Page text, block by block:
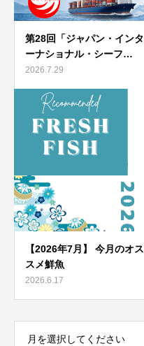
第28回「ジャパン・インタ
ーナショナル・シーフ…
2026.7.29
【2026年7月】 今月のオス
スメ鮮魚
2026.6.17
月を選択してください